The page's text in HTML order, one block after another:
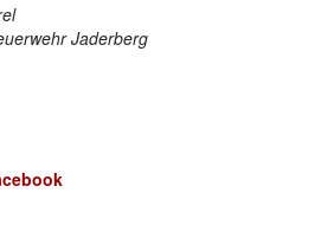
Jaderberg